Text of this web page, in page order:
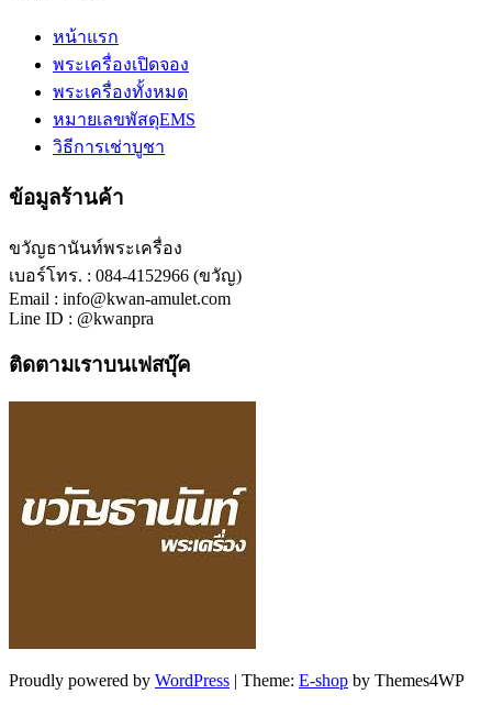
หน้าแรก
พระเครื่องเปิดจอง
พระเครื่องทั้งหมด
หมายเลขพัสดุEMS
วิธีการเช่าบูชา
ข้อมูลร้านค้า
ขวัญธานันท์พระเครื่อง
เบอร์โทร. : 084-4152966 (ขวัญ)
Email : info@kwan-amulet.com
Line ID : @kwanpra
ติดตามเราบนเฟสบุ๊ค
Proudly powered by WordPress | Theme: E-shop by Themes4WP